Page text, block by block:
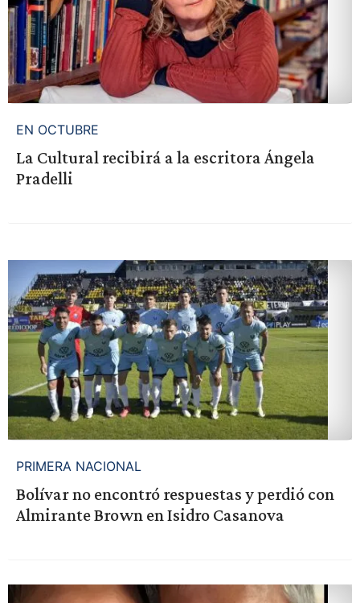
EN OCTUBRE
La Cultural recibirá a la escritora Ángela
Pradelli
PRIMERA NACIONAL
Bolívar no encontró respuestas y perdió con
Almirante Brown en Isidro Casanova